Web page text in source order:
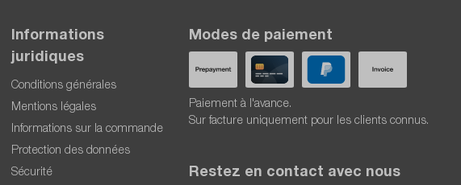
Informations
juridiques
Conditions générales
Mentions légales
Informations sur la commande
Protection des données
Sécurité
Modes de paiement
Paiement à l'avance.
Sur facture uniquement pour les clients connus.
Restez en contact avec nous